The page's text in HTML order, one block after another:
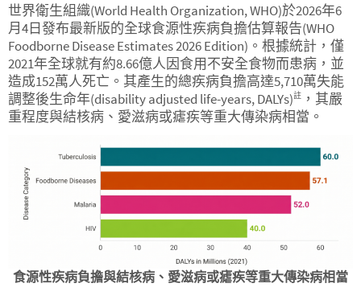
世界衛生組織(World Health Organization, WHO)於2026年6
月4日發布最新版的全球食源性疾病負擔估算報告(WHO
Foodborne Disease Estimates 2026 Edition)。根據統計，僅
2021年全球就有約8.66億人因食用不安全食物而患病，並
造成152萬人死亡。其產生的總疾病負擔高達5,710萬失能
調整後生命年(disability adjusted life-years, DALYs)註 ，其嚴
重程度與結核病、愛滋病或瘧疾等重大傳染病相當。
食源性疾病負擔與結核病、愛滋病或瘧疾等重大傳染病相當